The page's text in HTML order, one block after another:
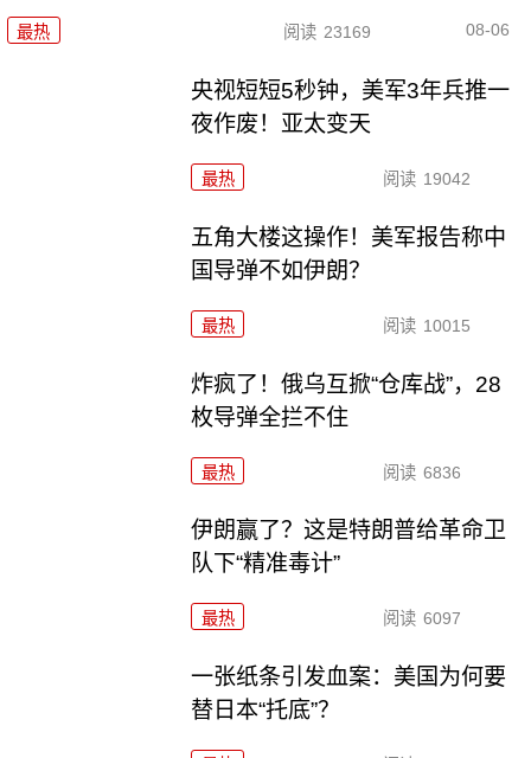
最热 阅读 23169 08-06
央视短短5秒钟，美军3年兵推一
夜作废！亚太变天
最热 阅读 19042
五角大楼这操作！美军报告称中
国导弹不如伊朗？
最热 阅读 10015
炸疯了！俄乌互掀“仓库战”，28
枚导弹全拦不住
最热 阅读 6836
伊朗赢了？这是特朗普给革命卫
队下“精准毒计”
最热 阅读 6097
一张纸条引发血案：美国为何要
替日本“托底”？